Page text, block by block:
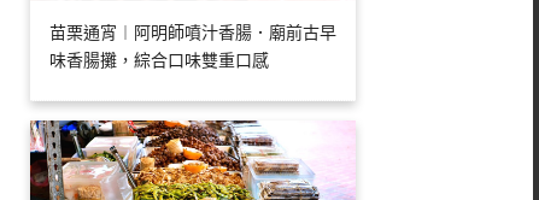
苗栗通宵︱阿明師噴汁香腸．廟前古早
味香腸攤，綜合口味雙重口感